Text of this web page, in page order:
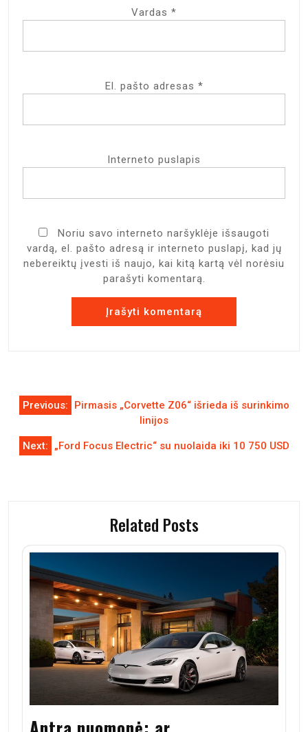
Vardas *
El. pašto adresas *
Interneto puslapis
Noriu savo interneto naršyklėje išsaugoti
vardą, el. pašto adresą ir interneto puslapį, kad jų
nebereiktų įvesti iš naujo, kai kitą kartą vėl norėsiu
parašyti komentarą.
Navigacija
tarp
įrašų
Previous:
Pirmasis „Corvette Z06“ išrieda iš surinkimo
linijos
Next: „Ford Focus Electric“ su nuolaida iki 10 750 USD
Related Posts